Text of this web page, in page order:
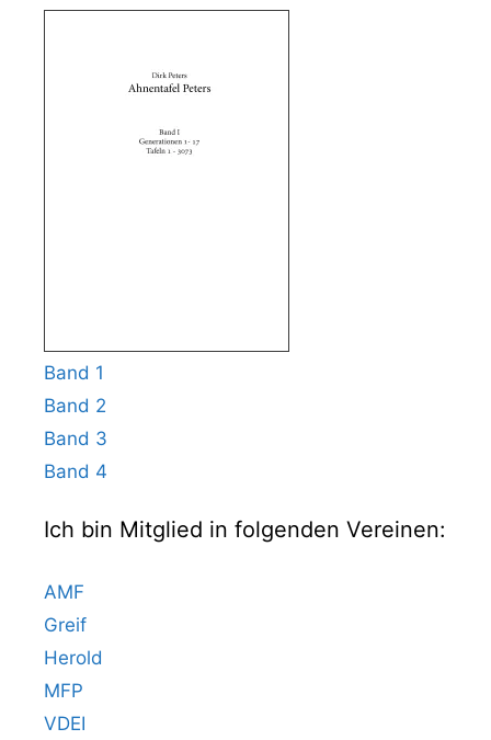
Band 1
Band 2
Band 3
Band 4
Ich bin Mitglied in folgenden Vereinen:
AMF
Greif
Herold
MFP
VDEI